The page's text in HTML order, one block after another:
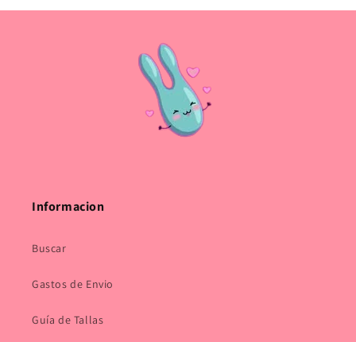
Informacion
Buscar
Gastos de Envio
Guía de Tallas